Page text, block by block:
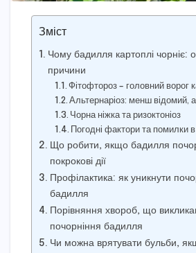
Зміст
Чому бадилля картоплі чорніє:
причини
Фітофтороз – головний ворог
Альтернаріоз: менш відомий,
Чорна ніжка та ризоктоніоз
Погодні фактори та помилки в
Що робити, якщо бадилля
покрокові дії
Профілактика: як уникнути
бадилля
Порівняння хвороб, що
почорніння бадилля
Чи можна врятувати бульби,